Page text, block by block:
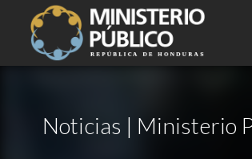
Noticias | Ministerio